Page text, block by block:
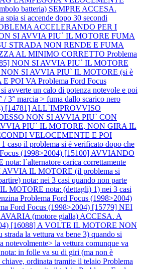
batteria) SEMPRE ACCESA.
si accende dopo 30 secondi
ACCELERANDO PER I
SI AVVIA PIU` IL MOTORE FUMA
STRADA NON RENDE E FUMA
AL MINIMO CORRETTO Problema
NON SI AVVIA PIU` IL MOTORE
NON SI AVVIA PIU` IL MOTORE (si è
E POI VA Problema Ford Focus
un calo di potenza notevole e poi
3° marcia > fuma dallo scarico nero
[14781] ALL`IMPROVVISO
NON SI AVVIA PIU` CON
PIU` IL MOTORE, NON GIRA IL
VELOCEMENTE E POI
il problema si è verificato dopo che
(1998>2004) [15100] AVVIANDO
l`alternatore carica correttamente
AVVIA IL MOTORE (il problema si
nota: nei 3 casi quando non parte
MOTORE nota: (dettagli) 1) nei 3 casi
Problema Ford Focus (1998>2004)
Ford Focus (1998>2004) [15779] NEI
(motore gialla) ACCESA. A
[16088] A VOLTE IL MOTORE NON
la vettura va bene 3) quando si
la vettura comunque va
in folle va su di giri (ma non è
ordinata tramite il telaio Problema